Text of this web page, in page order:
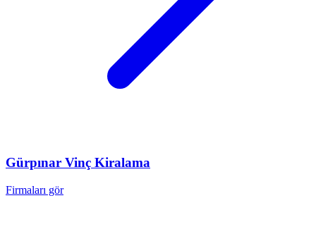
Gürpınar Vinç Kiralama
Firmaları gör